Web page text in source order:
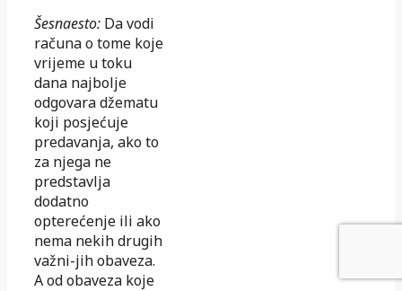
Šesnaesto: Da vodi
računa o tome koje
vrijeme u toku
dana najbolje
odgovara džematu
koji posjećuje
predavanja, ako to
za njega ne
predstavlja
dodatno
opterećenje ili ako
nema nekih drugih
važni-jih obaveza.
A od obaveza koje